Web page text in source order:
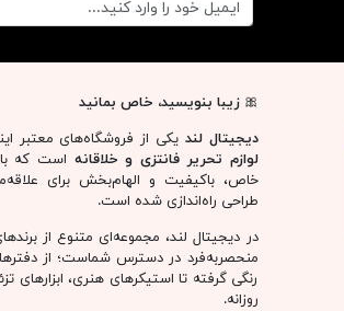
🎀زیبا بنویسید، خاص بمانید
دیجیتال لند یکی از فروشگاه‌های معتبر
لوازم تحریر فانتزی و خلاقانه است که
خاص، باکیفیت و الهام‌بخش برای
طراحی راه‌اندازی شده است.
در دیجیتال لند، مجموعه‌ای متنوع از
منحصربه‌فرد در دسترس شماست؛ از
رنگی گرفته تا استیکرهای هنری، ابزارهای
روزانه.